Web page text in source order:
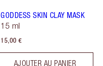
GODDESS SKIN CLAY MASK
15 ml
15,00 €
AJOUTER AU PANIER